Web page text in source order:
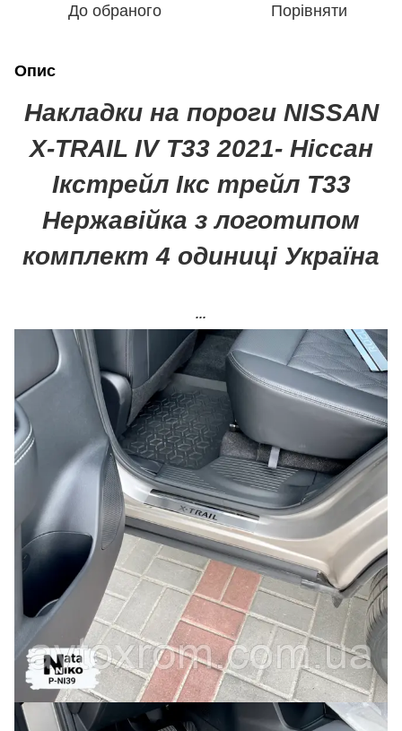
До обраного Порівняти
Опис
Накладки на пороги NISSAN
X-TRAIL IV T33 2021- Ніссан
Ікстрейл Ікс трейл Т33
Нержавійка з логотипом
комплект 4 одиниці Україна
...